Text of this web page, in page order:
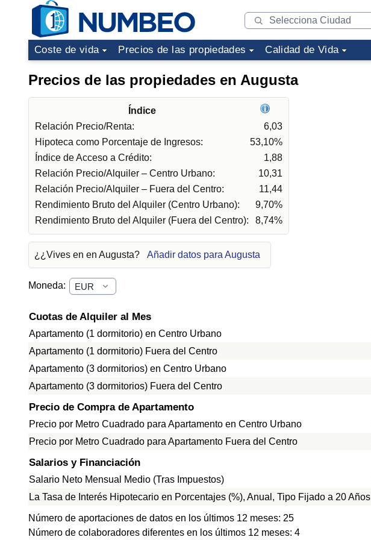
Coste de vida Precios de las propiedades Calidad de Vida
Precios de las propiedades en Augusta
Índice
Relación Precio/Renta:
6,03
Hipoteca como Porcentaje de Ingresos:
53,10%
Índice de Acceso a Crédito:
1,88
Relación Precio/Alquiler – Centro Urbano:
10,31
Relación Precio/Alquiler – Fuera del Centro:
11,44
Rendimiento Bruto del Alquiler (Centro Urbano):
9,70%
Rendimiento Bruto del Alquiler (Fuera del Centro):
8,74%
¿¿Vives en en Augusta? Añadir datos para Augusta
Moneda:
Cuotas de Alquiler al Mes
Apartamento (1 dormitorio) en Centro Urbano
Apartamento (1 dormitorio) Fuera del Centro
Apartamento (3 dormitorios) en Centro Urbano
Apartamento (3 dormitorios) Fuera del Centro
Precio de Compra de Apartamento
Precio por Metro Cuadrado para Apartamento en Centro Urbano
Precio por Metro Cuadrado para Apartamento Fuera del Centro
Salarios y Financiación
Salario Neto Mensual Medio (Tras Impuestos)
La Tasa de Interés Hipotecario en Porcentajes (%), Anual, Tipo Fijado a 20 Años
Número de aportaciones de datos en los últimos 12 meses: 25
Número de colaboradores diferentes en los últimos 12 meses: 4